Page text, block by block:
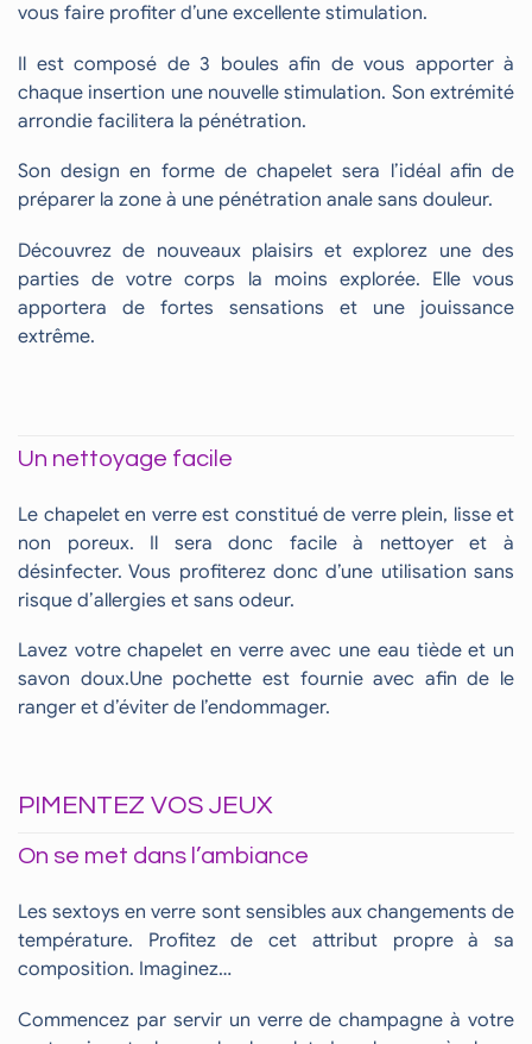
vous faire profiter d’une excellente stimulation.
Il est composé de 3 boules afin de vous apporter à
chaque insertion une nouvelle stimulation. Son extrémité
arrondie facilitera la pénétration.
Son design en forme de chapelet sera l’idéal afin de
préparer la zone à une pénétration anale sans douleur.
Découvrez de nouveaux plaisirs et explorez une des
parties de votre corps la moins explorée. Elle vous
apportera de fortes sensations et une jouissance
extrême.
Un nettoyage facile
Le chapelet en verre est constitué de verre plein, lisse et
non poreux. Il sera donc facile à nettoyer et à
désinfecter. Vous profiterez donc d’une utilisation sans
risque d’allergies et sans odeur.
Lavez votre chapelet en verre avec une eau tiède et un
savon doux.Une pochette est fournie avec afin de le
ranger et d’éviter de l’endommager.
PIMENTEZ VOS JEUX
On se met dans l’ambiance
Les sextoys en verre sont sensibles aux changements de
température. Profitez de cet attribut propre à sa
composition. Imaginez…
Commencez par servir un verre de champagne à votre